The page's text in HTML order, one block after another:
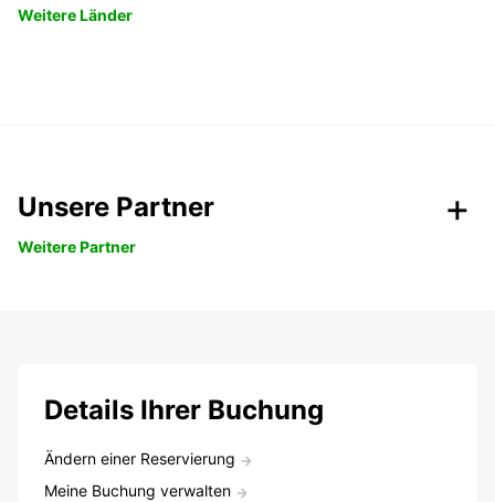
Weitere Länder
Unsere Partner
Weitere Partner
Details Ihrer Buchung
Ändern einer Reservierung
Meine Buchung verwalten